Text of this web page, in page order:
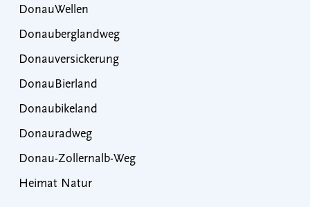
DonauWellen
Donauberglandweg
Donauversickerung
DonauBierland
Donaubikeland
Donauradweg
Donau-Zollernalb-Weg
Heimat Natur